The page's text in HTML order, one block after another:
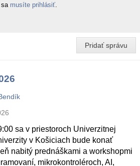
sa musíte prihlásiť
Pridať správu
sa v priestoroch Univerzitnej
v Košiciach bude konať
nabitý prednáškami a workshopmi
mikrokontroléroch, AI,